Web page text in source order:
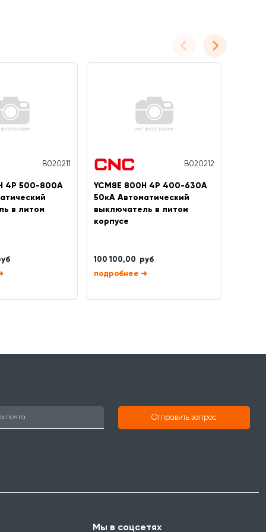
B020211
4P 500-800A
в литом
B020212
YCM8E 800H 4P 400-630A
50кА Автоматический
выключатель в литом
корпусе
100 100,00 руб
➜
Отправить запрос
Мы в соцсетях